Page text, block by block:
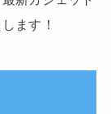
ます！